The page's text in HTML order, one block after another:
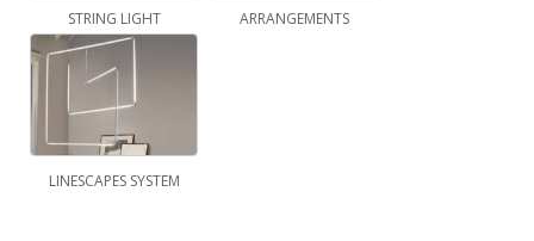
STRING LIGHT ARRANGEMENTS
LINESCAPES SYSTEM